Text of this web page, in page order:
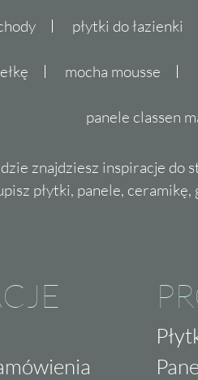
płytki do łazienki
mocha mousse
panele classen
znajdziesz inspiracje do
płytki, panele,